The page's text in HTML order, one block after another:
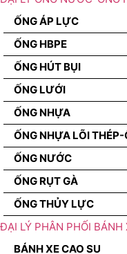
ỐNG ÁP LỰC
ỐNG HBPE
ỐNG HÚT BỤI
ỐNG LƯỚI
ỐNG NHỰA
ỐNG NHỰA LÕI THÉP-
ỐNG NƯỚC
ỐNG RỤT GÀ
ỐNG THỦY LỰC
ĐẠI LÝ PHÂN PHỐI BÁNH
BÁNH XE CAO SU